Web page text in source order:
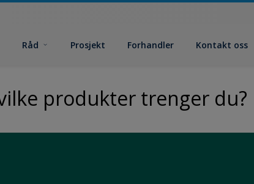
Råd Prosjekt Forhandler Kontakt oss
produkter trenger du?